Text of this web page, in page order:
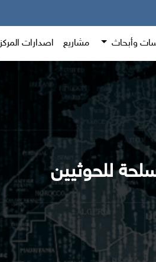
وأبحاث مشاريع اصدارات المركز
للحوثيين